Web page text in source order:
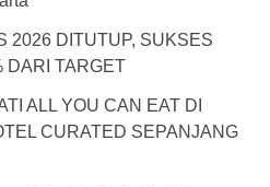
2026 DITUTUP, SUKSES
DARI TARGET
ALL YOU CAN EAT DI
CURATED SEPANJANG